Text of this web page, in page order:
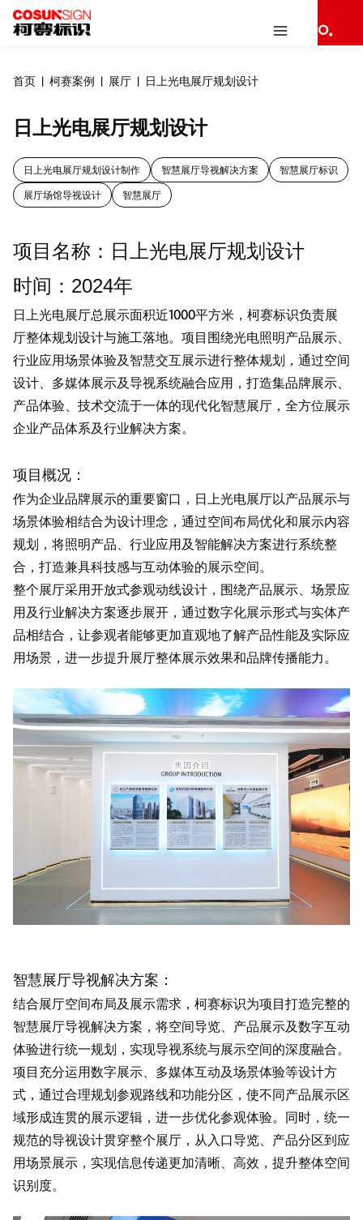
首页 柯赛案例 展厅 日上光电展厅规划设计
日上光电展厅规划设计
日上光电展厅规划设计制作 智慧展厅导视解决方案 智慧展厅标识
展厅场馆导视设计 智慧展厅
项目名称：日上光电展厅规划设计
时间：2024年
日上光电展厅总展示面积近1000平方米，柯赛标识负责展
厅整体规划设计与施工落地。项目围绕光电照明产品展示、
行业应用场景体验及智慧交互展示进行整体规划，通过空间
设计、多媒体展示及导视系统融合应用，打造集品牌展示、
产品体验、技术交流于一体的现代化智慧展厅，全方位展示
企业产品体系及行业解决方案。
项目概况：
作为企业品牌展示的重要窗口，日上光电展厅以产品展示与
场景体验相结合为设计理念，通过空间布局优化和展示内容
规划，将照明产品、行业应用及智能解决方案进行系统整
合，打造兼具科技感与互动体验的展示空间。
整个展厅采用开放式参观动线设计，围绕产品展示、场景应
用及行业解决方案逐步展开，通过数字化展示形式与实体产
品相结合，让参观者能够更加直观地了解产品性能及实际应
用场景，进一步提升展厅整体展示效果和品牌传播能力。
智慧展厅导视解决方案：
结合展厅空间布局及展示需求，柯赛标识为项目打造完整的
智慧展厅导视解决方案，将空间导览、产品展示及数字互动
体验进行统一规划，实现导视系统与展示空间的深度融合。
项目充分运用数字展示、多媒体互动及场景体验等设计方
式，通过合理规划参观路线和功能分区，使不同产品展示区
域形成连贯的展示逻辑，进一步优化参观体验。同时，统一
规范的导视设计贯穿整个展厅，从入口导览、产品分区到应
用场景展示，实现信息传递更加清晰、高效，提升整体空间
识别度。